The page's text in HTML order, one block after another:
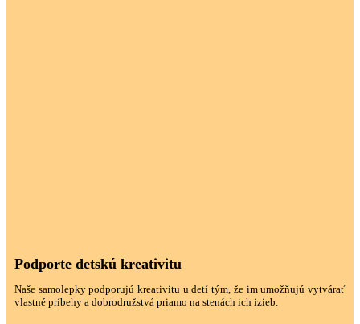
Podporte detskú kreativitu
Naše samolepky podporujú kreativitu u detí tým, že im umožňujú vytvárať
vlastné príbehy a dobrodružstvá priamo na stenách ich izieb.